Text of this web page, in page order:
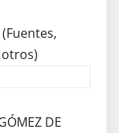
(Fuentes,
DE